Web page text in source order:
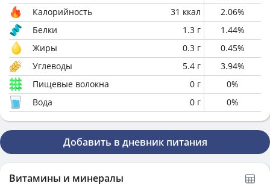
Калорийность 31 ккал 2.06%
Белки
1.3 г 1.44%
Жиры
0.3 г 0.45%
Углеводы
5.4 г 3.94%
Пищевые волокна
0 г 0%
Вода
0 г 0%
Добавить в дневник питания
Витамины и минералы